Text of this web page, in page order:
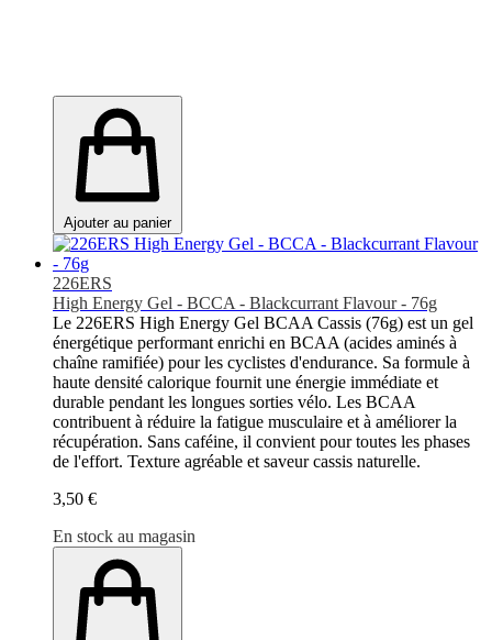
Ajouter au panier
226ERS
High Energy Gel - BCCA - Blackcurrant Flavour - 76g
Le 226ERS High Energy Gel BCAA Cassis (76g) est un gel
énergétique performant enrichi en BCAA (acides aminés à
chaîne ramifiée) pour les cyclistes d'endurance. Sa formule à
haute densité calorique fournit une énergie immédiate et
durable pendant les longues sorties vélo. Les BCAA
contribuent à réduire la fatigue musculaire et à améliorer la
récupération. Sans caféine, il convient pour toutes les phases
de l'effort. Texture agréable et saveur cassis naturelle.
3,50 €
En stock au magasin